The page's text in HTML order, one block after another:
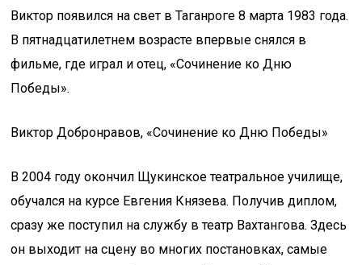
Виктор появился на свет в Таганроге 8 марта 1983 года.
В пятнадцатилетнем возрасте впервые снялся в
фильме, где играл и отец, «Сочинение ко Дню
Победы».
Виктор Добронравов, «Сочинение ко Дню Победы»
В 2004 году окончил Щукинское театральное училище,
обучался на курсе Евгения Князева. Получив диплом,
сразу же поступил на службу в театр Вахтангова. Здесь
он выходит на сцену во многих постановках, самые